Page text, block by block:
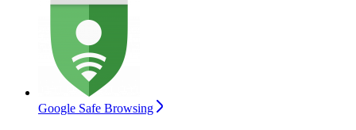
Google Safe Browsing